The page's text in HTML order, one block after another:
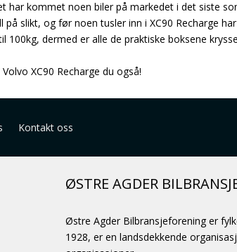
har kommet noen biler på markedet i det siste
slikt, og før noen tusler inn i XC90 Recharge
100kg, dermed er alle de praktiske boksene
XC90 Recharge du også!
Kontakt oss
ØSTRE AGDER
Østre Agder Bilbransjeforening er
1928, er en landsdekkende